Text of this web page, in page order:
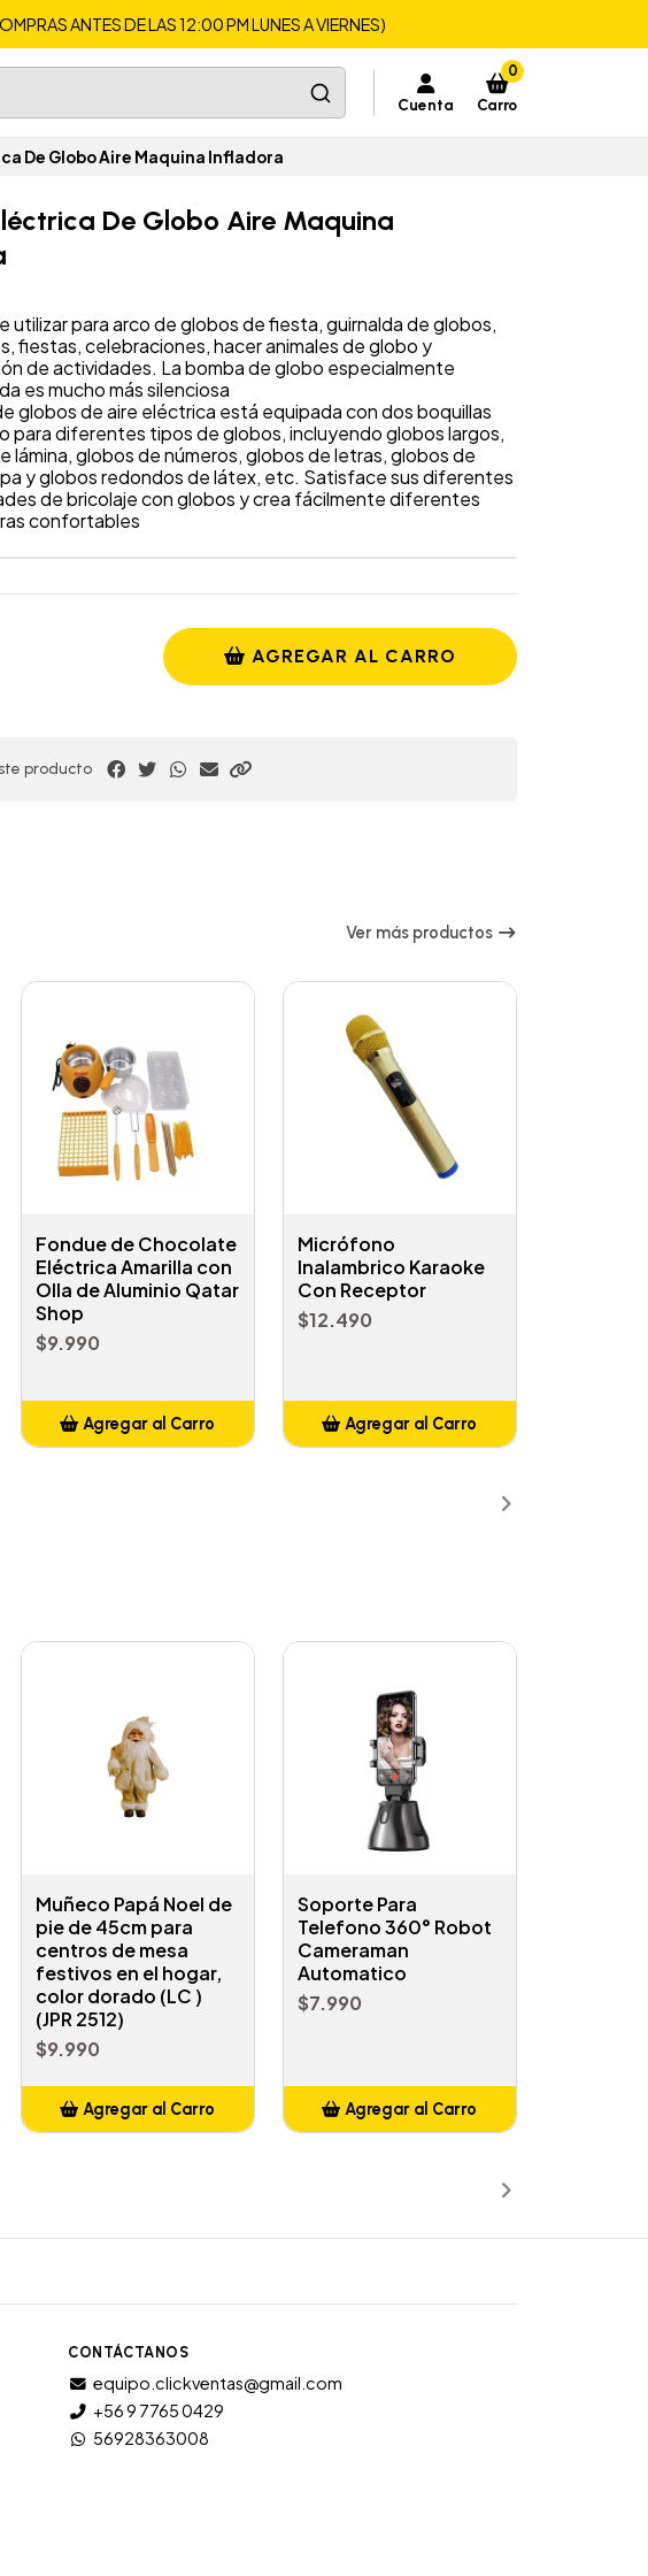
ANTES DE LAS 12:00 PM LUNES A VIERNES)
Cuenta
0
Carro
De Globo Aire Maquina Infladora
De Globo Aire Maquina
utilizar para arco de globos de fiesta, guirnalda de globos,
fiestas, celebraciones, hacer animales de globo y
de actividades. La bomba de globo especialmente
es mucho más silenciosa
globos de aire eléctrica está equipada con dos boquillas
para diferentes tipos de globos, incluyendo globos largos,
lámina, globos de números, globos de letras, globos de
y globos redondos de látex, etc. Satisface sus diferentes
de bricolaje con globos y crea fácilmente diferentes
confortables
AGREGAR AL CARRO
producto
Ver más productos
Fondue de Chocolate
Eléctrica Amarilla con
Olla de Aluminio Qatar
Shop
$9.990
Agregar al Carro
Micrófono
Inalambrico Karaoke
Con Receptor
$12.490
Agregar al Carro
Muñeco Papá Noel de
pie de 45cm para
centros de mesa
festivos en el hogar,
color dorado (LC )
(JPR 2512)
$9.990
Agregar al Carro
Soporte Para
Telefono 360° Robot
Cameraman
Automatico
$7.990
Agregar al Carro
CONTÁCTANOS
equipo.clickventas@gmail.com
+56 9 7765 0429
56928363008